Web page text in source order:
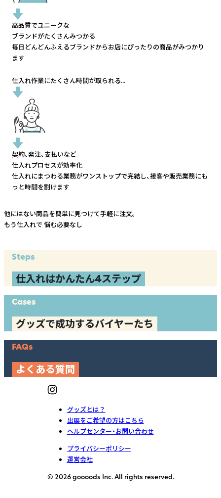
高品質でユニークな
ブランドがたくさんみつかる
毎日どんどんふえるブランドからお店にぴったりの商品がみつかり
ます
仕入れ作業にたくさん時間が取られる...
契約、発注、支払いなど
仕入れプロセスが効率化
仕入れにまつわる業務がワンストップで完結し、接客や販売業務にも
っと時間を割けます
他にはない商品を簡単に見つけて手軽に注文。
もう仕入れで 悩む必要なし
Steps
仕入れはかんたん4ステップ
Cases
グッズで成功するバイヤーたち
FAQs
よくある質問
グッズとは？
出展をご希望の方はこちら
ヘルプセンター・お問い合わせ
プライバシーポリシー
運営会社
© 2026 goooods Inc. All rights reserved.